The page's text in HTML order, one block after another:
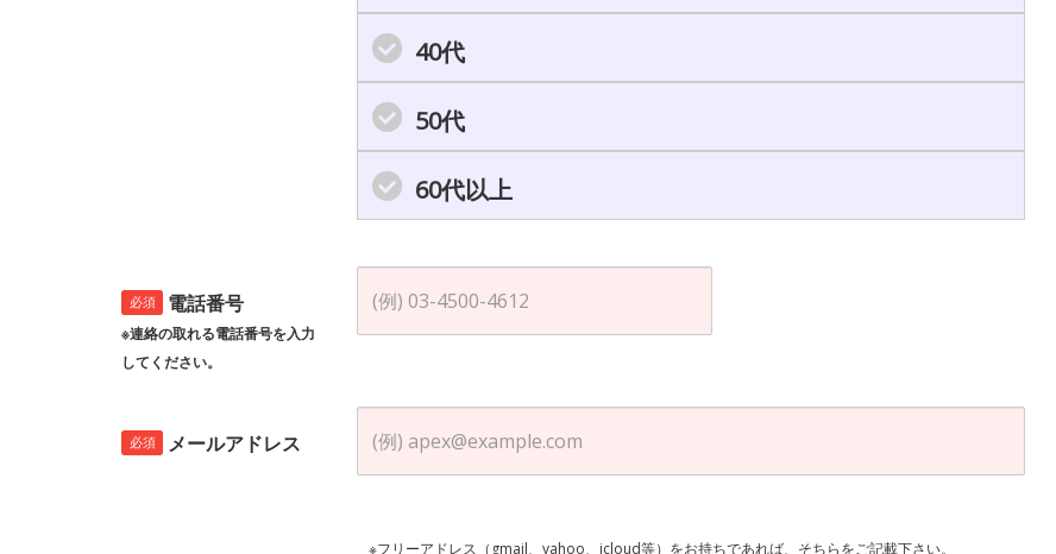
40代
50代
60代以上
必須 電話番号
※連絡の取れる電話番号を入力
してください。
必須 メールアドレス
※フリーアドレス（gmail、yahoo、icloud等）をお持ちであれば、そちらをご記載下さい。